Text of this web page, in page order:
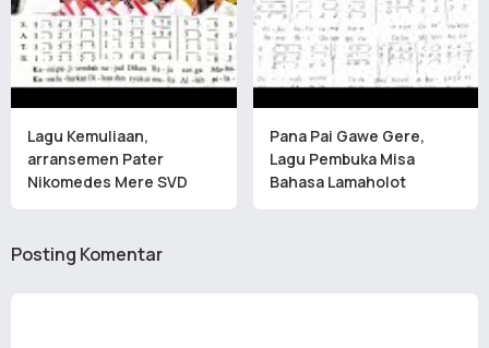
Lagu Kemuliaan,
arransemen Pater
Nikomedes Mere SVD
Pana Pai Gawe Gere,
Lagu Pembuka Misa
Bahasa Lamaholot
Posting Komentar